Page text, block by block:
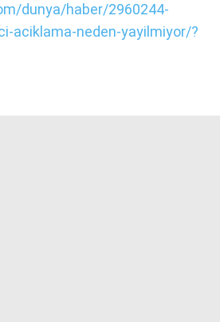
dunya/haber/2960244-
aciklama-neden-yayilmiyor/?